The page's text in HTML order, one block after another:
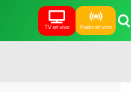
TV en vivo Radio en vivo